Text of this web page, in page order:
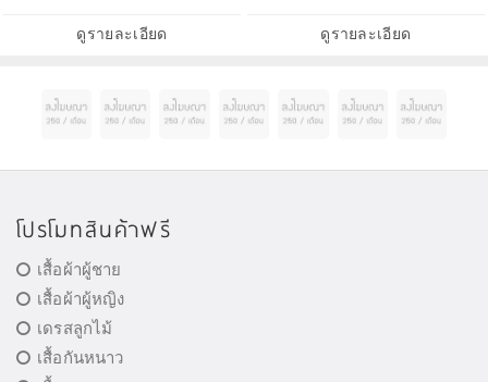
แห้งกร้าน ช่วยแก้ปัญหาเท้าแห้งแตก
บำรุงอย่างล้ำลึกใ
ดูรายละเอียด
มีประสิทธิภาพในการกักเก็บความ
ชุ่มชื่นไว้เพื่อป
ดูรายละเอียด
โปรโมทสินค้าฟรี
เสื้อผ้าผู้ชาย
เสื้อผ้าผู้หญิง
เดรสลูกไม้
เสื้อกันหนาว